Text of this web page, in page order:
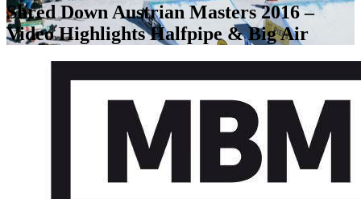
Shred Down Austrian Masters 2016 –
Video Highlights Halfpipe & Big Air